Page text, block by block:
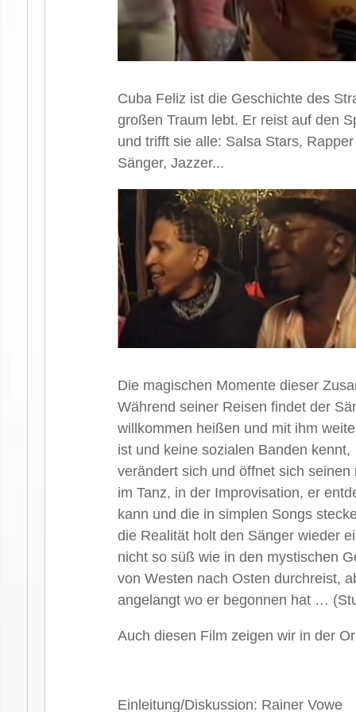
Cuba Feliz ist die Geschichte des
großen Traum lebt. Er reist auf den
und trifft sie alle: Salsa Stars,
Sänger, Jazzer...
Die magischen Momente dieser
Während seiner Reisen findet der
willkommen heißen und mit ihm
ist und keine sozialen Banden kennt,
verändert sich und öffnet sich
im Tanz, in der Improvisation, er
kann und die in simplen Songs
die Realität holt den Sänger wieder
nicht so süß wie in den mystischen
von Westen nach Osten durchreist,
angelangt wo er begonnen hat …
Auch diesen Film zeigen wir in der
Einleitung/Diskussion: Rainer Vowe